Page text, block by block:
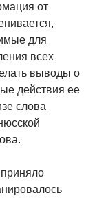
от
для
всех
выводы о
действия ее
слова